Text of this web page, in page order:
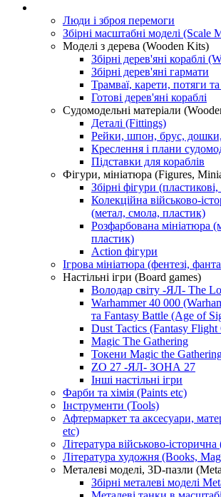
Люди і зброя перемоги
Збірні масштабні моделі (Scale
Моделі з дерева (Wooden Kits)
Збірні дерев'яні кораблі
Збірні дерев'яні гармати
Трамваї, карети, потяги
Готові дерев'яні кораблі
Судомодельні матеріали
Деталі (Fittings)
Рейки, шпон, брус,
Креслення і плани
Підставки для кораблів
Фігури, мініатюра (Figures,
Збірні фігури
Колекційна військово-
(метал, смола, пластик)
Розфарбована мініатюра
пластик)
Action фігури
Ігрова мініатюра (фентезі,
Настільні ігри (Board games)
Володар світу -ЯЛ- The
Warhammer 40 000
та Fantasy Battle (Age of
Dust Tactics (Fantasy Flight
Magic The Gathering
Токени Magic the
ZO 27 -ЯЛ- ЗОНА 27
Інші настільні ігри
Фарби та хімія (Paints etc)
Інструменти (Tools)
Афтермаркет та аксесуари,
etc)
Література військово-
Література художня (Books,
Металеві моделі, 3D-пазли
Збірні металеві моделі